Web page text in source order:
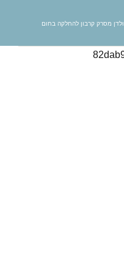
וולדן מסרק קרבון להחלקה בחום